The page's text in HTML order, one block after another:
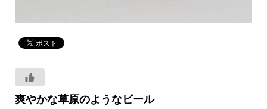
爽やかな草原のようなビール